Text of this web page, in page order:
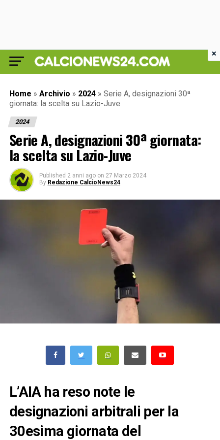
Home » Archivio » 2024 » Serie A, designazioni 30ª
giornata: la scelta su Lazio-Juve
2024
Serie A, designazioni 30ª giornata:
la scelta su Lazio-Juve
Published 2 anni ago on 27 Marzo 2024
By Redazione CalcioNews24
L’AIA ha reso note le
designazioni arbitrali per la
30esima giornata del
×